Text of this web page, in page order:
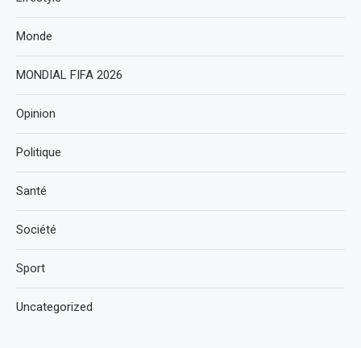
Monde
MONDIAL FIFA 2026
Opinion
Politique
Santé
Société
Sport
Uncategorized